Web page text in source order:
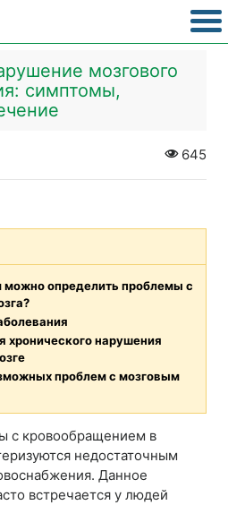
мозгового
симптомы,
645
определить проблемы с
хронического нарушения
проблем с мозговым
с кровообращением в
недостаточным
Данное
встречается у людей